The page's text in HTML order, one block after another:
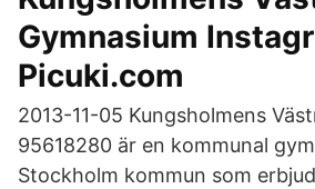
Gymnasium
Picuki.com
2013-11-05 Kungsholmens
95618280 är en kommunal
Stockholm kommun som